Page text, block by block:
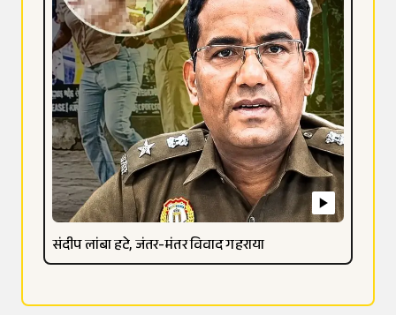
संदीप लांबा हटे, जंतर-मंतर विवाद गहराया